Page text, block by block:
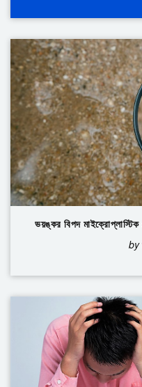
ভয়ঙ্কর বিপদ মাইক্রোপ্লাস্টিক
by